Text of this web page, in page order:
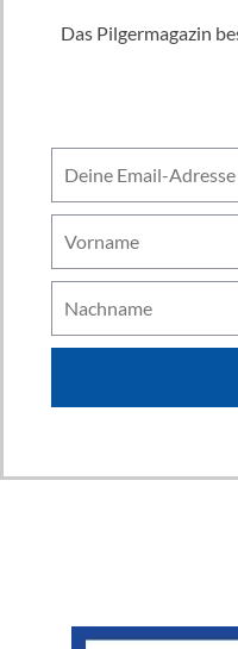
Das Pilgermagazin beschreibt auf 80 Seiten alle wichtigen Jakobswege, inklusive Karten. So viel Inhalt wie in einem richtigen Buch - von den